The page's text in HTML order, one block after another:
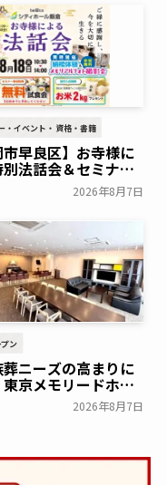
・イベント・資格・書籍
市早良区】お寺様に
別法話会＆セミナー
無料試食会」を8月
)にシティホール飯
催！～ベルコ～
2026年8月7日
ン
葬ニーズの高まりに
京メモリードホー
切型家族葬空間『第
ル～Living～』オー
2026年8月7日